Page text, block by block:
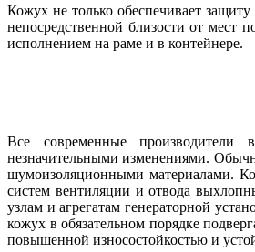
Кожух не только обеспечивает
непосредственной близости от
исполнением на раме и в контейнере.
Все современные
незначительными изменениями.
шумоизоляционными материалами.
систем вентиляции и отвода
узлам и агрегатам генераторной
кожух в обязательном порядке
повышенной износостойкостью и